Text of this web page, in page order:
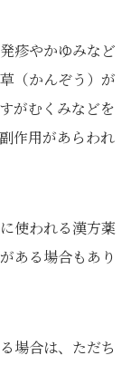
疹やかゆみなど
（かんぞう）が
がむくみなどを
作用があらわれ
使われる漢方薬
ある場合もあり
場合は、ただち